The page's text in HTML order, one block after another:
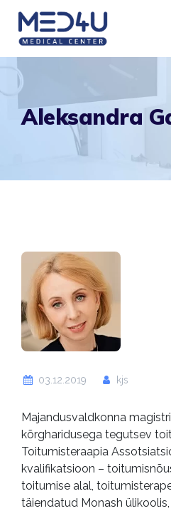
content
Aleksandra
03.12.2019 kjs
Majandusvaldkonna
kõrgharidusega tegutsev
Toitumisteraapia
kvalifikatsioon –
toitumise alal,
täiendatud Monash